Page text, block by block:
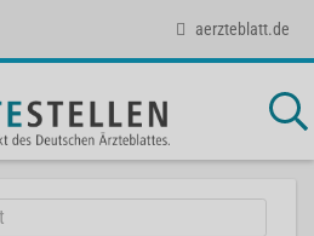
aerzteblatt.de